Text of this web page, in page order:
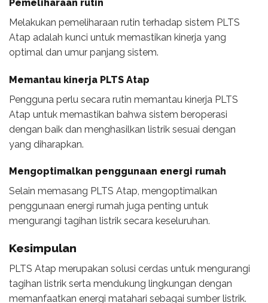
Pemeliharaan rutin
Melakukan pemeliharaan rutin terhadap sistem PLTS
Atap adalah kunci untuk memastikan kinerja yang
optimal dan umur panjang sistem.
Memantau kinerja PLTS Atap
Pengguna perlu secara rutin memantau kinerja PLTS
Atap untuk memastikan bahwa sistem beroperasi
dengan baik dan menghasilkan listrik sesuai dengan
yang diharapkan.
Mengoptimalkan penggunaan energi rumah
Selain memasang PLTS Atap, mengoptimalkan
penggunaan energi rumah juga penting untuk
mengurangi tagihan listrik secara keseluruhan.
Kesimpulan
PLTS Atap merupakan solusi cerdas untuk mengurangi
tagihan listrik serta mendukung lingkungan dengan
memanfaatkan energi matahari sebagai sumber listrik.